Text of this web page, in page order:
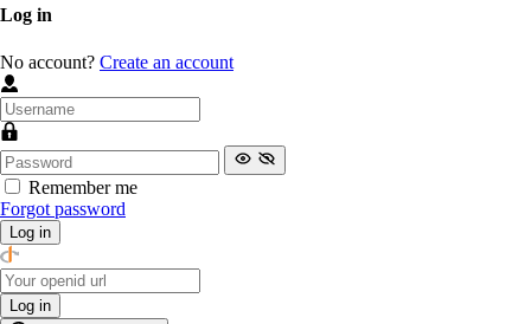
Log in
No account? Create an account
Remember me
Forgot password
Log in
Log in